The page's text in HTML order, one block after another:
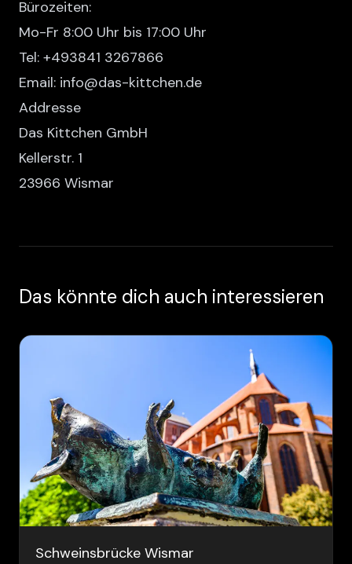
Bürozeiten:
Mo-Fr 8:00 Uhr bis 17:00 Uhr
Tel: +493841 3267866
Email: info@das-kittchen.de
Addresse
Das Kittchen GmbH
Kellerstr. 1
23966 Wismar
Das könnte dich auch interessieren
Schweinsbrücke Wismar